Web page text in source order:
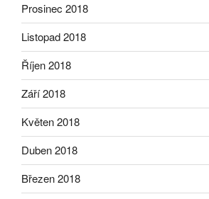
Prosinec 2018
Listopad 2018
Říjen 2018
Září 2018
Květen 2018
Duben 2018
Březen 2018